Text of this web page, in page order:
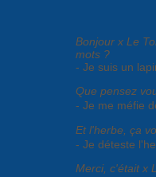
Bonjour x Le
mots ?
- Je suis un
Que pensez
- Je me méfie
Et l'herbe, ça
- Je déteste
Merci, c'était x